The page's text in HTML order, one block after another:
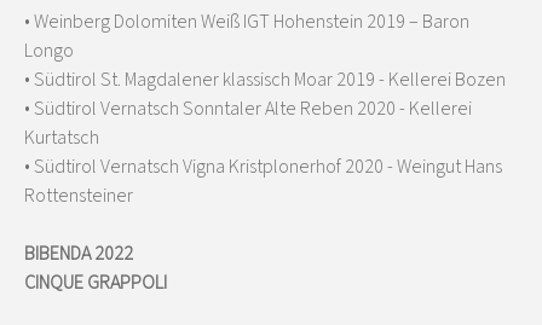
• Weinberg Dolomiten Weiß IGT Hohenstein 2019 – Baron
Longo
• Südtirol St. Magdalener klassisch Moar 2019 - Kellerei Bozen
• Südtirol Vernatsch Sonntaler Alte Reben 2020 - Kellerei
Kurtatsch
• Südtirol Vernatsch Vigna Kristplonerhof 2020 - Weingut Hans
Rottensteiner
BIBENDA 2022
CINQUE GRAPPOLI